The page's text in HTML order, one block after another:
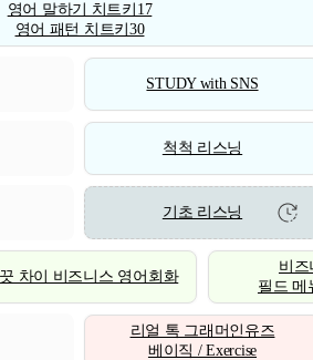
영어 말하기 치트키17
영어 패턴 치트키30
STUDY with SNS
척척 리스닝
기초 리스닝
차이 비즈니스 영어회화
비즈
필드 메
리얼 톡 그래머인유즈
베이직 / Exercise